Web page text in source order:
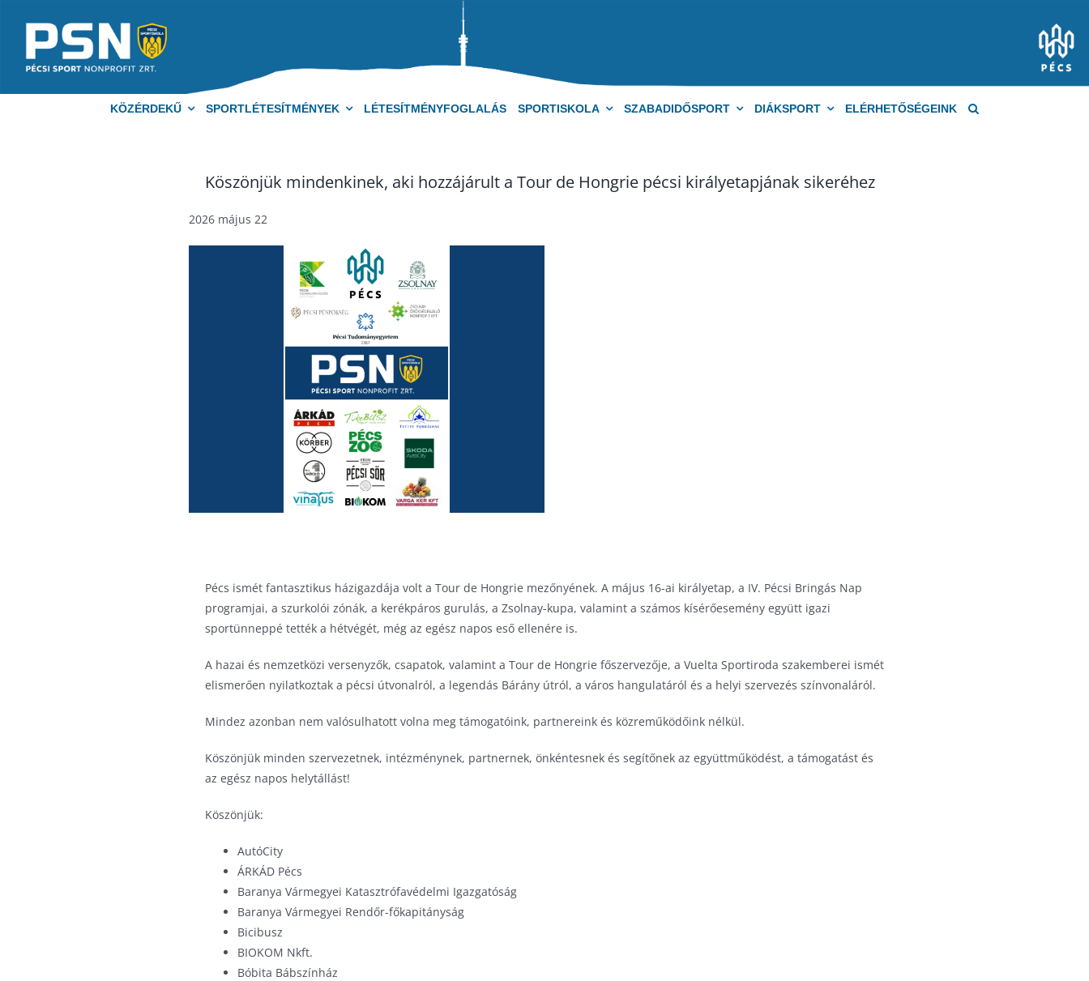
KÖZÉRDEKŰ SPORTLÉTESÍTMÉNYEK LÉTESÍTMÉNYFOGLALÁS SPORTISKOLA SZABADIDŐSPORT DIÁKSPORT ELÉRHETŐSÉGEINK
Köszönjük mindenkinek, aki hozzájárult a Tour de Hongrie pécsi királyetapjának sikeréhez
2026 május 22
Pécs ismét fantasztikus házigazdája volt a Tour de Hongrie mezőnyének. A május 16-ai királyetap, a IV. Pécsi Bringás Nap
programjai, a szurkolói zónák, a kerékpáros gurulás, a Zsolnay-kupa, valamint a számos kísérőesemény együtt igazi
sportünneppé tették a hétvégét, még az egész napos eső ellenére is.
A hazai és nemzetközi versenyzők, csapatok, valamint a Tour de Hongrie főszervezője, a Vuelta Sportiroda szakemberei ismét
elismerően nyilatkoztak a pécsi útvonalról, a legendás Bárány útról, a város hangulatáról és a helyi szervezés színvonaláról.
Mindez azonban nem valósulhatott volna meg támogatóink, partnereink és közreműködőink nélkül.
Köszönjük minden szervezetnek, intézménynek, partnernek, önkéntesnek és segítőnek az együttműködést, a támogatást és
az egész napos helytállást!
Köszönjük:
AutóCity
ÁRKÁD Pécs
Baranya Vármegyei Katasztrófavédelmi Igazgatóság
Baranya Vármegyei Rendőr-főkapitányság
Bicibusz
BIOKOM Nkft.
Bóbita Bábszínház